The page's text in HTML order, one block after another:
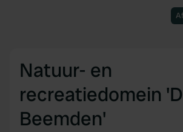
Natuur- en
recreatiedomein
Beemden'